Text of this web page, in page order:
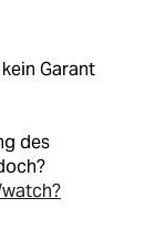
Garant
des